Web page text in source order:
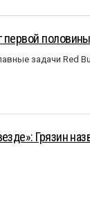
первой
задачи Red
Грязин